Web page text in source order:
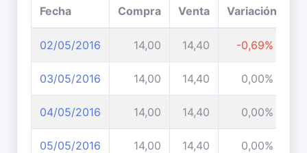
Fecha Compra Venta Variación
02/05/2016 14,00 14,40 -0,69%
03/05/2016 14,00 14,40 0,00%
04/05/2016 14,00 14,40 0,00%
05/05/2016 14,00 14,40 0,00%